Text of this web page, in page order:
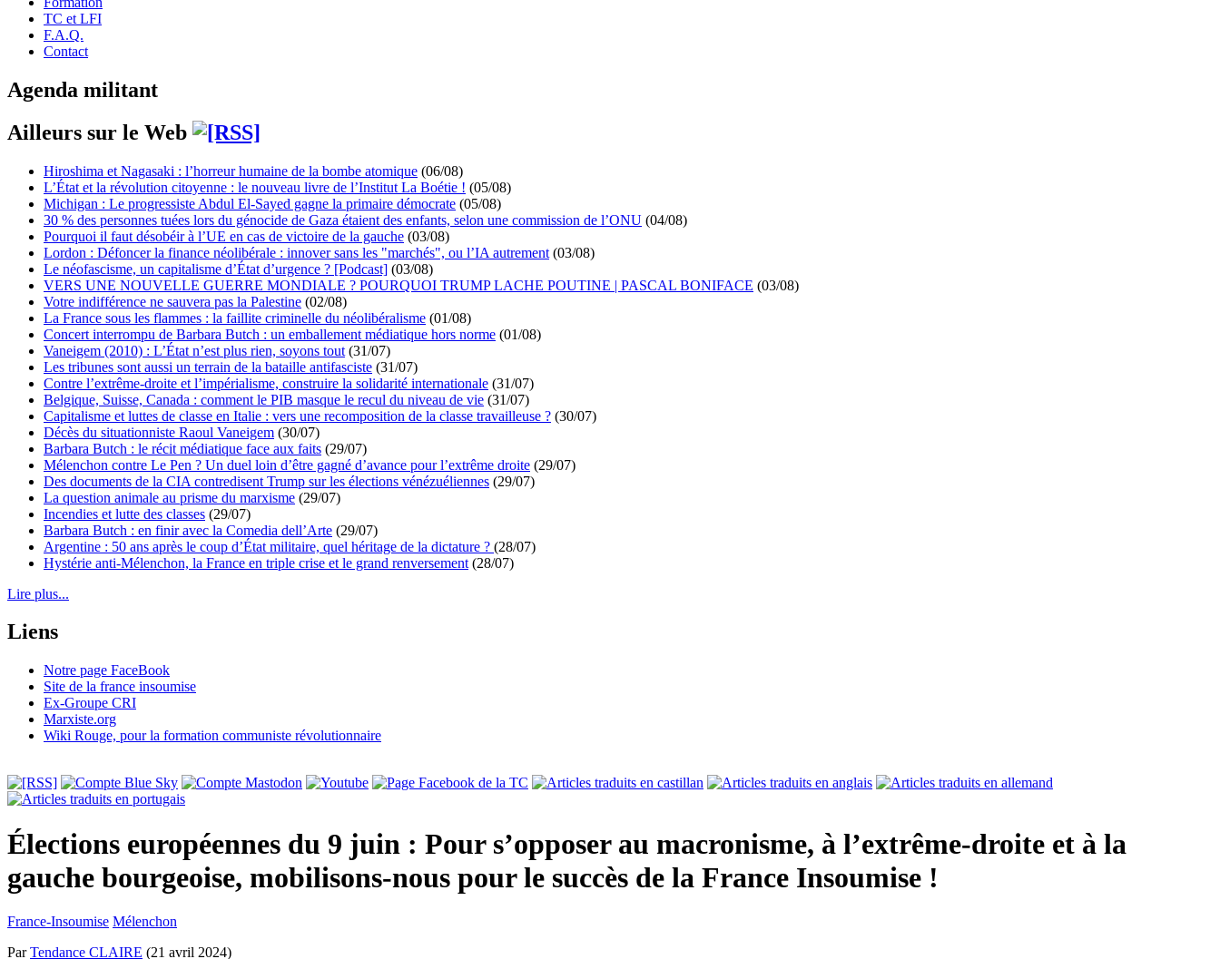
TC et LFI
F.A.Q.
Contact
Agenda militant
Ailleurs sur le Web
Hiroshima et Nagasaki : l’horreur humaine de la bombe atomique (06/08)
L’État et la révolution citoyenne : le nouveau livre de l’Institut La Boétie ! (05/08)
Michigan : Le progressiste Abdul El-Sayed gagne la primaire démocrate (05/08)
30 % des personnes tuées lors du génocide de Gaza étaient des enfants, selon une commission de l’ONU (04/08)
Pourquoi il faut désobéir à l’UE en cas de victoire de la gauche (03/08)
Lordon : Défoncer la finance néolibérale : innover sans les "marchés", ou l’IA autrement (03/08)
Le néofascisme, un capitalisme d’État d’urgence ? [Podcast] (03/08)
VERS UNE NOUVELLE GUERRE MONDIALE ? POURQUOI TRUMP LACHE POUTINE | PASCAL BONIFACE (03/08)
Votre indifférence ne sauvera pas la Palestine (02/08)
La France sous les flammes : la faillite criminelle du néolibéralisme (01/08)
Concert interrompu de Barbara Butch : un emballement médiatique hors norme (01/08)
Vaneigem (2010) : L’État n’est plus rien, soyons tout (31/07)
Les tribunes sont aussi un terrain de la bataille antifasciste (31/07)
Contre l’extrême-droite et l’impérialisme, construire la solidarité internationale (31/07)
Belgique, Suisse, Canada : comment le PIB masque le recul du niveau de vie (31/07)
Capitalisme et luttes de classe en Italie : vers une recomposition de la classe travailleuse ? (30/07)
Décès du situationniste Raoul Vaneigem (30/07)
Barbara Butch : le récit médiatique face aux faits (29/07)
Mélenchon contre Le Pen ? Un duel loin d’être gagné d’avance pour l’extrême droite (29/07)
Des documents de la CIA contredisent Trump sur les élections vénézuéliennes (29/07)
La question animale au prisme du marxisme (29/07)
Incendies et lutte des classes (29/07)
Barbara Butch : en finir avec la Comedia dell’Arte (29/07)
Argentine : 50 ans après le coup d’État militaire, quel héritage de la dictature ? (28/07)
Hystérie anti-Mélenchon, la France en triple crise et le grand renversement (28/07)
Lire plus...
Liens
Notre page FaceBook
Site de la france insoumise
Ex-Groupe CRI
Marxiste.org
Wiki Rouge, pour la formation communiste révolutionnaire
Élections européennes du 9 juin : Pour s’opposer au macronisme, à l’extrême-droite et à la
gauche bourgeoise, mobilisons-nous pour le succès de la France Insoumise !
France-Insoumise Mélenchon
ParTendance CLAIRE (21 avril 2024)